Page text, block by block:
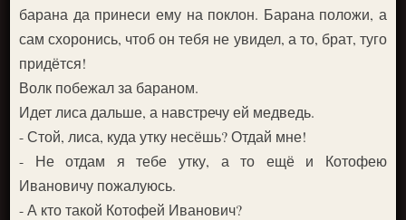
барана да принеси ему на поклон. Барана положи, а
сам схоронись, чтоб он тебя не увидел, а то, брат, туго
придётся!
Волк побежал за бараном.
Идет лиса дальше, а навстречу ей медведь.
- Стой, лиса, куда утку несёшь? Отдай мне!
- Не отдам я тебе утку, а то ещё и Котофею
Ивановичу пожалуюсь.
- А кто такой Котофей Иванович?